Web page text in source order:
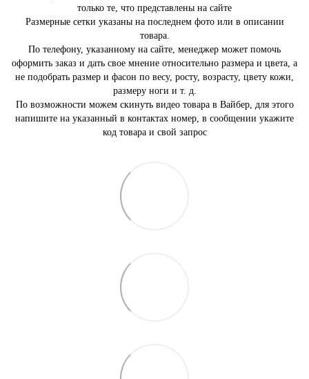
только те, что представлены на сайте
Размерные сетки указаны на последнем фото или в описании
товара.
По телефону, указанному на сайте, менеджер может помочь
оформить заказ и дать свое мнение относительно размера и цвета, а
не подобрать размер и фасон по весу, росту, возрасту, цвету кожи,
размеру ноги и т. д.
По возможности можем скинуть видео товара в Вайбер, для этого
напишите на указанный в контактах номер, в сообщении укажите
код товара и свой запрос